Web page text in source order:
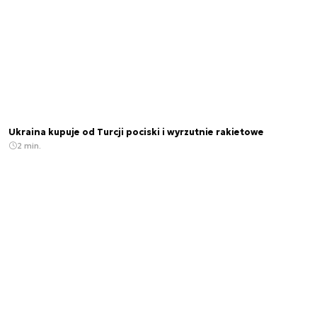
Ukraina kupuje od Turcji pociski i wyrzutnie rakietowe
2 min.